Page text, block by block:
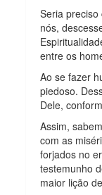
Seria
nós,
entre os
Ao se fazer
piedoso.
Dele,
Assim,
com as
forjados no
testemunho
maior lição